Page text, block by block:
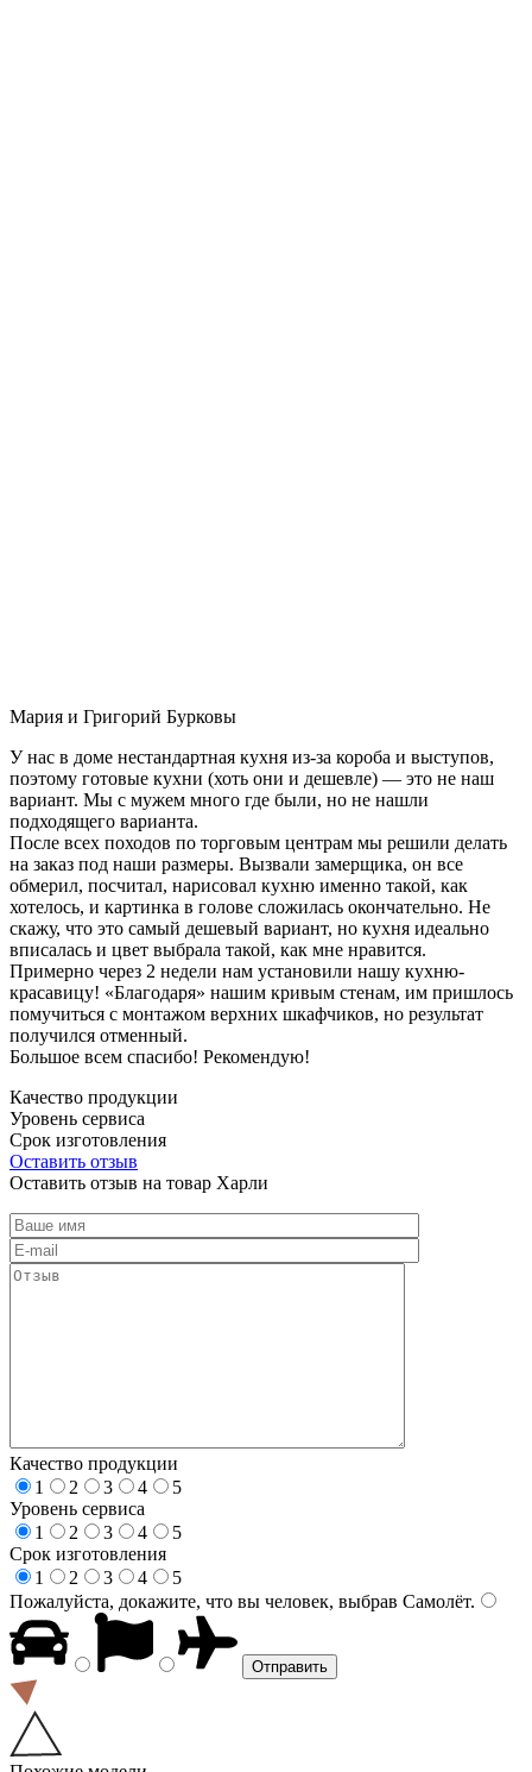
Мария и Григорий Бурковы
У нас в доме нестандартная кухня из-за короба и выступов,
поэтому готовые кухни (хоть они и дешевле) — это не наш
вариант. Мы с мужем много где были, но не нашли
подходящего варианта.
После всех походов по торговым центрам мы решили делать
на заказ под наши размеры. Вызвали замерщика, он все
обмерил, посчитал, нарисовал кухню именно такой, как
хотелось, и картинка в голове сложилась окончательно. Не
скажу, что это самый дешевый вариант, но кухня идеально
вписалась и цвет выбрала такой, как мне нравится.
Примерно через 2 недели нам установили нашу кухню-
красавицу! «Благодаря» нашим кривым стенам, им пришлось
помучиться с монтажом верхних шкафчиков, но результат
получился отменный.
Большое всем спасибо! Рекомендую!
Качество продукции
Уровень сервиса
Срок изготовления
Оставить отзыв
Оставить отзыв на товар Харли
Качество продукции
1
2 3 4
5
Уровень сервиса
1
2 3 4
5
Срок изготовления
1
2 3 4
5
Пожалуйста, докажите, что вы человек, выбрав Самолёт.